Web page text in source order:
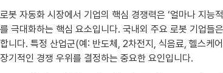
로봇 자동화 시장에서 기업의 핵심 경쟁력은 ‘얼마나 지
를 극대화하는 핵심 요소입니다. 국내외 주요 로봇 기업
합니다. 특정 산업군(예: 반도체, 2차전지, 식음료, 헬스케
장기적인 경쟁 우위를 결정하는 중요한 요인입니다.